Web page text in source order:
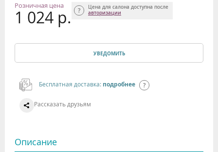
Розничная цена
1 024 р.
Цена для салона доступна после
авторизации
УВЕДОМИТЬ
Бесплатная доставка: подробнее
Рассказать друзьям
Описание